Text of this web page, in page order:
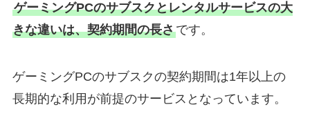
ゲーミングPCのサブスクとレンタルサービスの大
きな違いは、契約期間の長さです。
ゲーミングPCのサブスクの契約期間は1年以上の
長期的な利用が前提のサービスとなっています。